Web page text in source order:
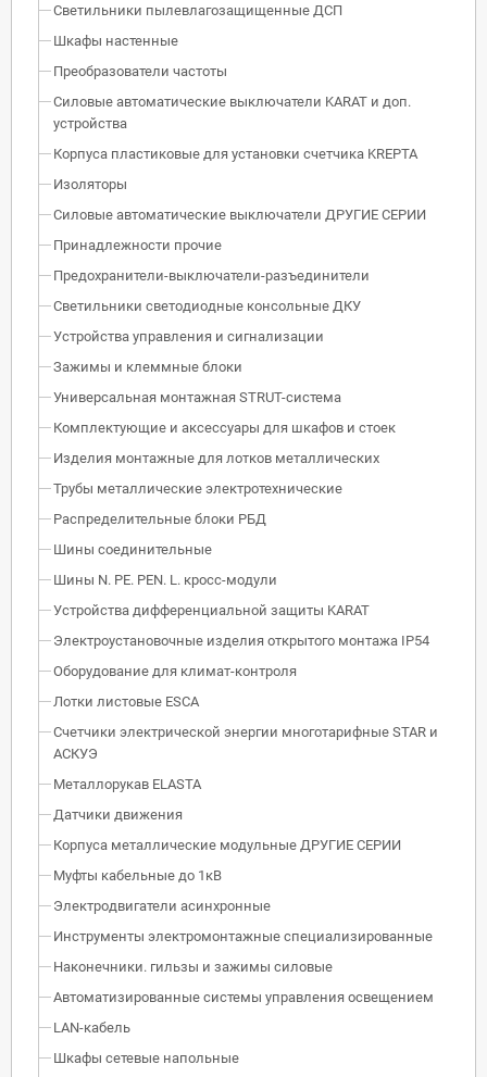
Светильники пылевлагозащищенные ДСП
Шкафы настенные
Преобразователи частоты
Силовые автоматические выключатели KARAT и доп.
устройства
Корпуса пластиковые для установки счетчика KREPTA
Изоляторы
Силовые автоматические выключатели ДРУГИЕ СЕРИИ
Принадлежности прочие
Предохранители-выключатели-разъединители
Светильники светодиодные консольные ДКУ
Устройства управления и сигнализации
Зажимы и клеммные блоки
Универсальная монтажная STRUT-система
Комплектующие и аксессуары для шкафов и стоек
Изделия монтажные для лотков металлических
Трубы металлические электротехнические
Распределительные блоки РБД
Шины соединительные
Шины N. PE. PEN. L. кросс-модули
Устройства дифференциальной защиты KARAT
Электроустановочные изделия открытого монтажа IP54
Оборудование для климат-контроля
Лотки листовые ESCA
Счетчики электрической энергии многотарифные STAR и
АСКУЭ
Металлорукав ELASTA
Датчики движения
Корпуса металлические модульные ДРУГИЕ СЕРИИ
Муфты кабельные до 1кВ
Электродвигатели асинхронные
Инструменты электромонтажные специализированные
Наконечники. гильзы и зажимы силовые
Автоматизированные системы управления освещением
LAN-кабель
Шкафы сетевые напольные